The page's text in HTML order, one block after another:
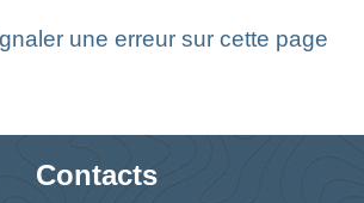
une erreur sur cette page
Contacts